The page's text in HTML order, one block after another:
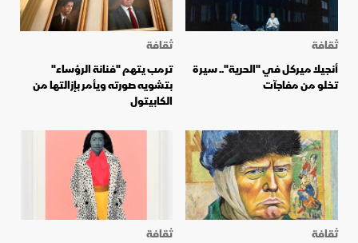
ثقافة
أنجيلا ميركل في "الحرية".. سيرة
تخلو من مفاجآت
ثقافة
ترمب يتهم "فنانة الرؤساء"
بتشويه صورته ويأمر بإزالتها من
الكابيتول
ثقافة
ثقافة